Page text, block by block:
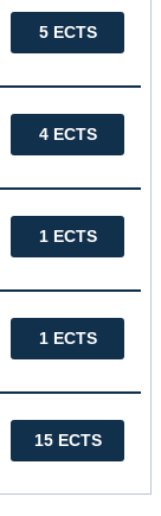
5 ECTS
4 ECTS
1 ECTS
1 ECTS
15 ECTS